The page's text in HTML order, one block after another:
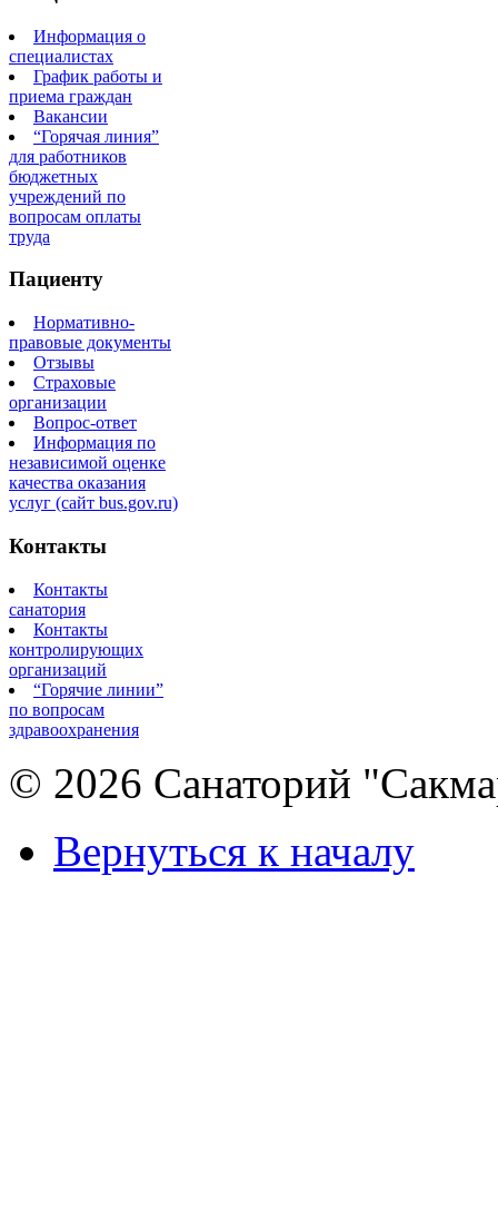
Информация о
специалистах
График работы и
приема граждан
Вакансии
“Горячая линия”
для работников
бюджетных
учреждений по
вопросам оплаты
труда
Пациенту
Нормативно-
правовые документы
Отзывы
Страховые
организации
Вопрос-ответ
Информация по
независимой оценке
качества оказания
услуг (сайт bus.gov.ru)
Контакты
Контакты
санатория
Контакты
контролирующих
организаций
“Горячие линии”
по вопросам
здравоохранения
© 2026 Санаторий
Вернуться к началу